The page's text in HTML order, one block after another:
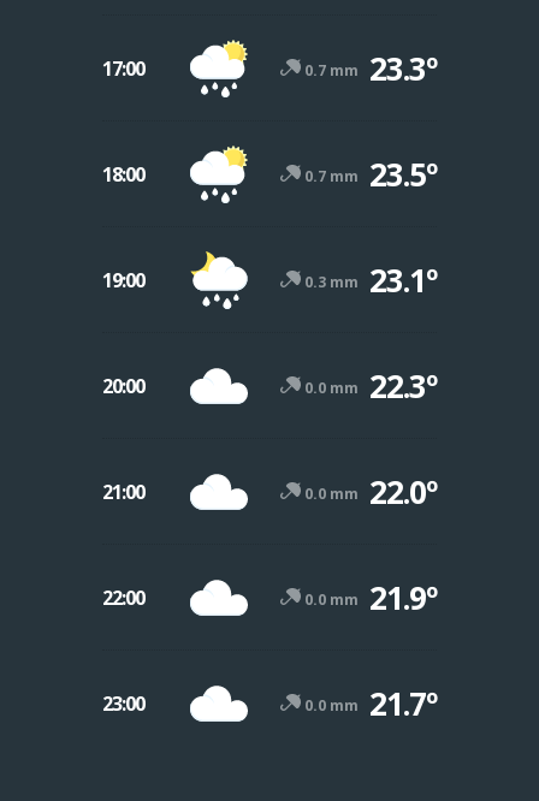
17:00 0.7 mm 23.3º
18:00 0.7 mm 23.5º
19:00 0.3 mm 23.1º
20:00 0.0 mm 22.3º
21:00 0.0 mm 22.0º
22:00 0.0 mm 21.9º
23:00 0.0 mm 21.7º